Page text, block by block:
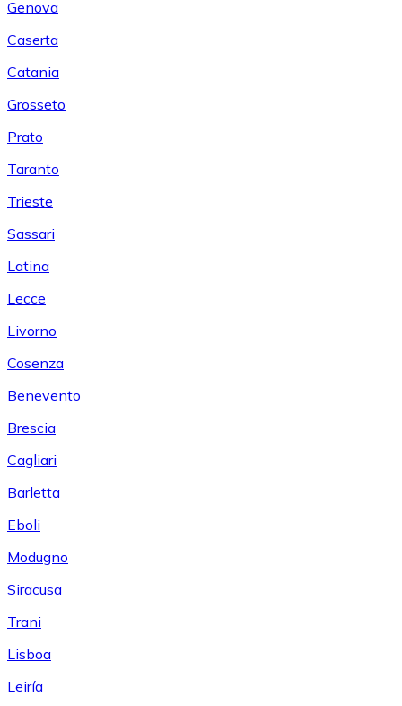
Genova
Caserta
Catania
Grosseto
Prato
Taranto
Trieste
Sassari
Latina
Lecce
Livorno
Cosenza
Benevento
Brescia
Cagliari
Barletta
Eboli
Modugno
Siracusa
Trani
Lisboa
Leiría